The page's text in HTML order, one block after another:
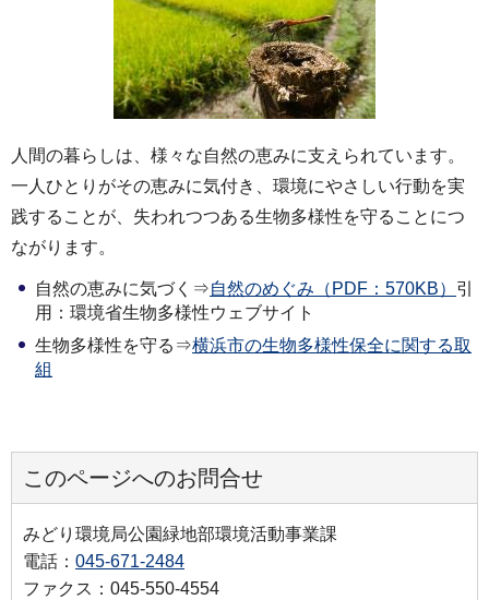
人間の暮らしは、様々な自然の恵みに支えられています。
一人ひとりがその恵みに気付き、環境にやさしい行動を実
践することが、失われつつある生物多様性を守ることにつ
ながります。
自然の恵みに気づく⇒自然のめぐみ（PDF：570KB） 引
用：環境省生物多様性ウェブサイト
生物多様性を守る⇒横浜市の生物多様性保全に関する取
組
このページへのお問合せ
みどり環境局公園緑地部環境活動事業課
電話： 045-671-2484
ファクス：045-550-4554